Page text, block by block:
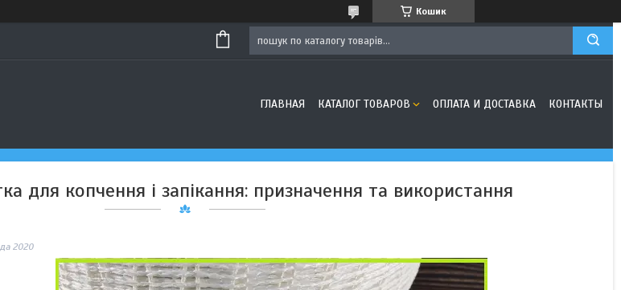
Кошик
ГЛАВНАЯ КАТАЛОГ ТОВАРОВ ОПЛАТА И ДОСТАВКА КОНТАКТЫ
для копчення і запікання: призначення та використання
2020